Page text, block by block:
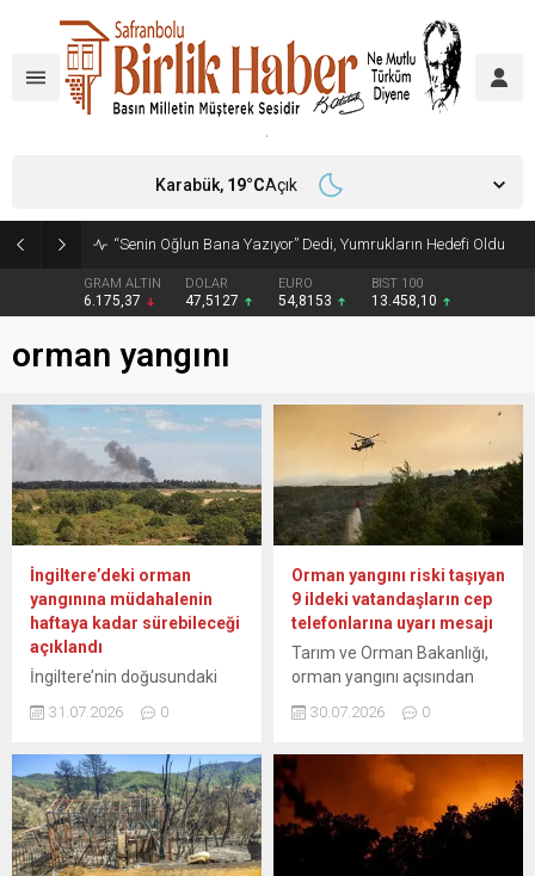
“Senin Oğlun Bana Yazıyor” Dedi, Yumrukların Hedefi Oldu
GRAM ALTIN
6.175,37
DOLAR
47,5127
EURO
54,8153
BIST 100
13.458,10
Karabük, 19°CAçık
orman yangını
İngiltere’deki orman
yangınına müdahalenin
haftaya kadar sürebileceği
açıklandı
İngiltere’nin doğusundaki
başlayan orman yangınını
gelecek haftaya kadar
devam edebileceği belirtildi.
Suffolk İtfaiye ve Kurtarma
Hizmetlerinden yapılan
açıklamada, 29 Temmuz’da
31.07.2026 0
Orman yangını riski taşıyan
9 ildeki vatandaşların cep
telefonlarına uyarı mesajı
Tarım ve Orman Bakanlığı,
orman yangını açısından
Balıkesir, İzmir, Manisa,
Mersin ve Adana’dan sinyal
veren tüm cep telefonu
kullanıcılarına uyarı mesajı
gönderdi. Bakanlıktan
yapılan açıklamada, orman
30.07.2026 0